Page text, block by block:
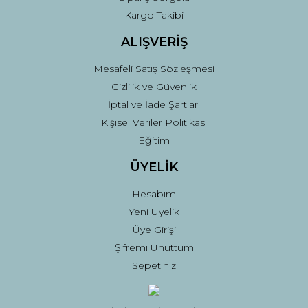
Gönder
Kargo Takibi
ALIŞVERİŞ
Mesafeli Satış Sözleşmesi
Gizlilik ve Güvenlik
İptal ve İade Şartları
Kişisel Veriler Politikası
Eğitim
ÜYELİK
Hesabım
Yeni Üyelik
Üye Girişi
Şifremi Unuttum
Sepetiniz